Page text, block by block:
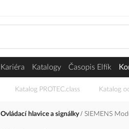
Kariéra Katalogy Časopis Elfík
Katalog PROTEC.class Katalog
Ovládací hlavice a signálky SIEMENS